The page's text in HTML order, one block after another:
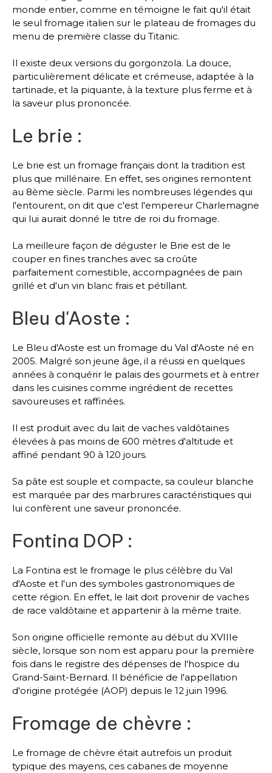
monde entier, comme en témoigne le fait qu'il était
le seul fromage italien sur le plateau de fromages du
menu de première classe du Titanic.
Il existe deux versions du gorgonzola. La douce,
particulièrement délicate et crémeuse, adaptée à la
tartinade, et la piquante, à la texture plus ferme et à
la saveur plus prononcée.
Le brie :
Le brie est un fromage français dont la tradition est
plus que millénaire. En effet, ses origines remontent
au 8ème siècle. Parmi les nombreuses légendes qui
l'entourent, on dit que c'est l'empereur Charlemagne
qui lui aurait donné le titre de roi du fromage.
La meilleure façon de déguster le Brie est de le
couper en fines tranches avec sa croûte
parfaitement comestible, accompagnées de pain
grillé et d'un vin blanc frais et pétillant.
Bleu d'Aoste :
Le Bleu d'Aoste est un fromage du Val d'Aoste né en
2005. Malgré son jeune âge, il a réussi en quelques
années à conquérir le palais des gourmets et à entrer
dans les cuisines comme ingrédient de recettes
savoureuses et raffinées.
Il est produit avec du lait de vaches valdôtaines
élevées à pas moins de 600 mètres d'altitude et
affiné pendant 90 à 120 jours.
Sa pâte est souple et compacte, sa couleur blanche
est marquée par des marbrures caractéristiques qui
lui confèrent une saveur prononcée.
Fontina DOP :
La Fontina est le fromage le plus célèbre du Val
d'Aoste et l'un des symboles gastronomiques de
cette région. En effet, le lait doit provenir de vaches
de race valdôtaine et appartenir à la même traite.
Son origine officielle remonte au début du XVIIIe
siècle, lorsque son nom est apparu pour la première
fois dans le registre des dépenses de l'hospice du
Grand-Saint-Bernard. Il bénéficie de l'appellation
d'origine protégée (AOP) depuis le 12 juin 1996.
Fromage de chèvre :
Le fromage de chèvre était autrefois un produit
typique des mayens, ces cabanes de moyenne